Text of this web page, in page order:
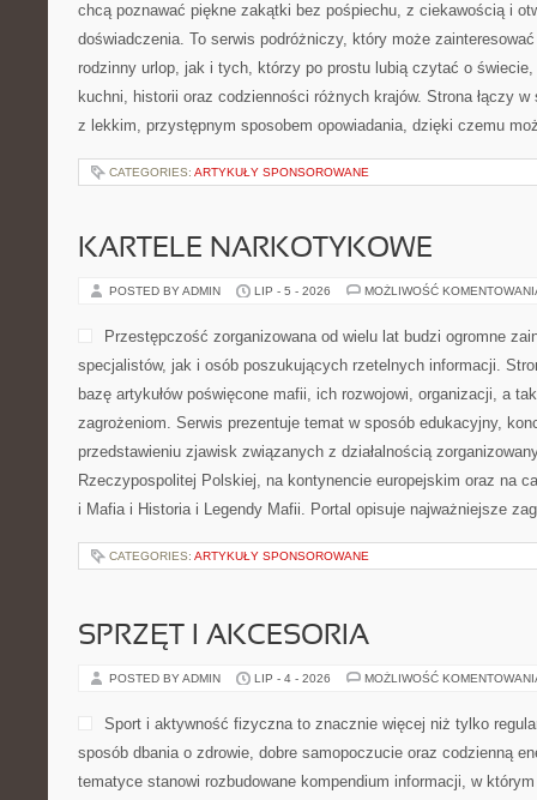
chcą poznawać piękne zakątki bez pośpiechu, z ciekawością i
doświadczenia. To serwis podróżniczy, który może
rodzinny urlop, jak i tych, którzy po prostu lubią czytać o
kuchni, historii oraz codzienności różnych krajów. Strona łączy
z lekkim, przystępnym sposobem opowiadania, dzięki czemu
CATEGORIES: ARTYKUŁY SPONSOROWANE
KARTELE NARKOTYKOWE
POSTED BY ADMIN LIP - 5 - 2026 MOŻLIWOŚĆ
Przestępczość zorganizowana od wielu lat budzi ogromne
specjalistów, jak i osób poszukujących rzetelnych informacji.
bazę artykułów poświęcone mafii, ich rozwojowi, organizacji, a
zagrożeniom. Serwis prezentuje temat w sposób edukacyjny,
przedstawieniu zjawisk związanych z działalnością
Rzeczypospolitej Polskiej, na kontynencie europejskim oraz na
i Mafia i Historia i Legendy Mafii. Portal opisuje najważniejsze
CATEGORIES: ARTYKUŁY SPONSOROWANE
SPRZĘT I AKCESORIA
POSTED BY ADMIN LIP - 4 - 2026 MOŻLIWOŚĆ
Sport i aktywność fizyczna to znacznie więcej niż tylko
sposób dbania o zdrowie, dobre samopoczucie oraz codzienną
tematyce stanowi rozbudowane kompendium informacji, w